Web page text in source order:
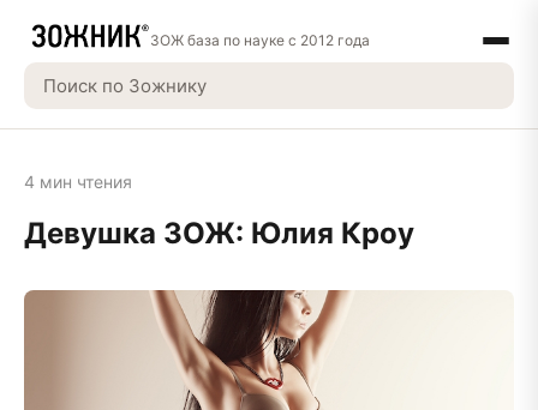
ЗОЖ база по науке с 2012 года
4 мин чтения
Девушка ЗОЖ: Юлия Кроу